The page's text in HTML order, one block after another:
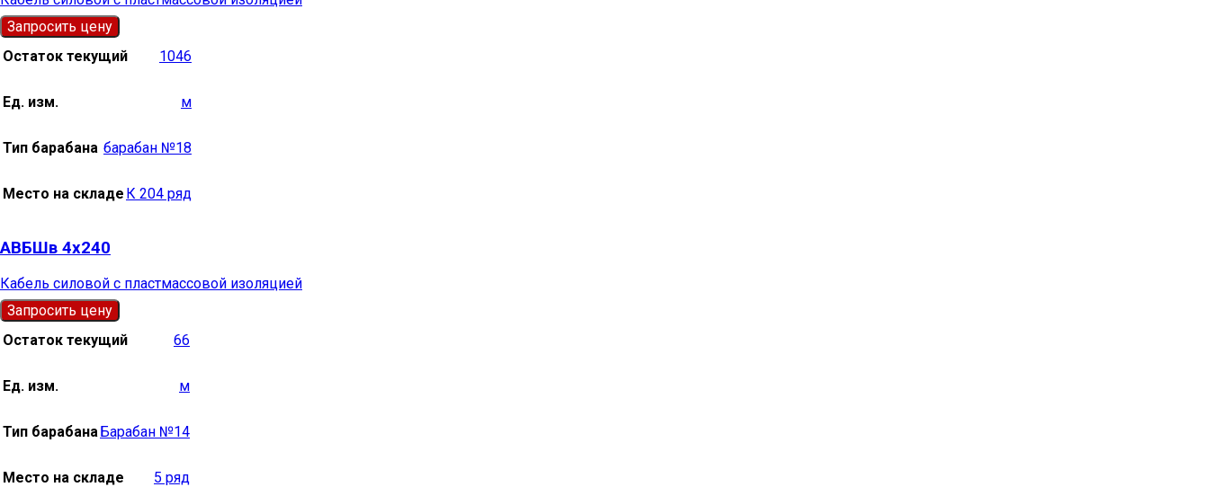
Запросить цену
Остаток текущий
1046
Ед. изм. м
Тип барабана барабан №18
Место на складе К 204 ряд
АВБШв 4х240
Кабель силовой с пластмассовой изоляцией
Запросить цену
Остаток текущий
66
Ед. изм. м
Тип барабана Барабан №14
Место на складе 5 ряд